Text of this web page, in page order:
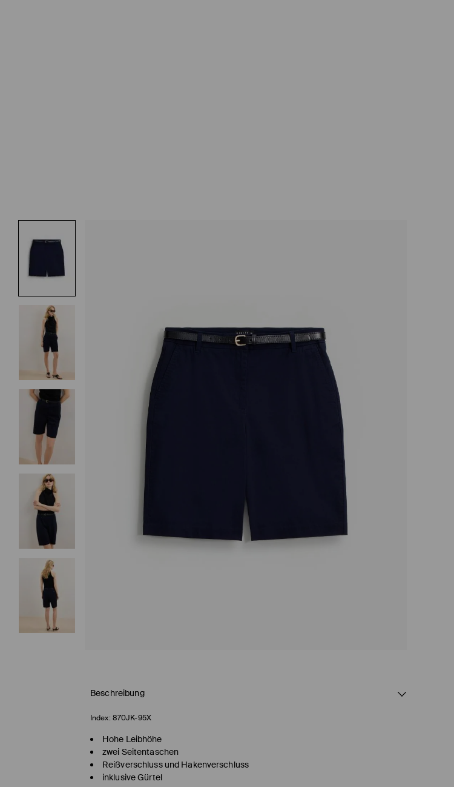
Beschreibung
Index: 870JK-95X
Hohe Leibhöhe
zwei Seitentaschen
Reißverschluss und Hakenverschluss
inklusive Gürtel